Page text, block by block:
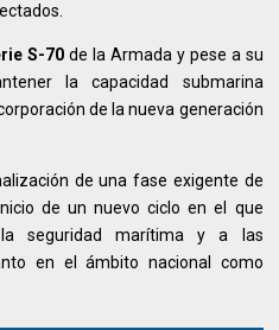
S-70 de la Armada y pese a su
la capacidad submarina
de la nueva generación
de una fase exigente de
de un nuevo ciclo en el que
la seguridad marítima y a las
en el ámbito nacional como